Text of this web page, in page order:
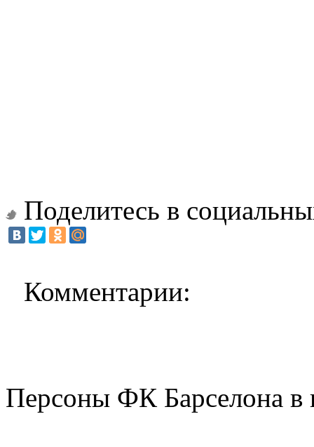
Поделитесь в
Комментарии:
Персоны ФК Барселона в